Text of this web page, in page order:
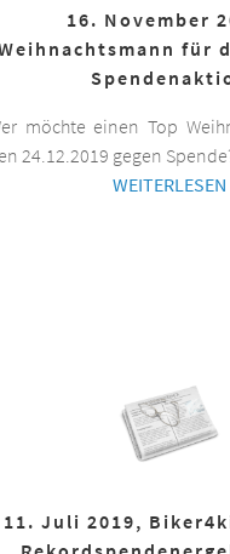
16. November
für
möchte einen Top
24.12.2019 gegen
WEITERLESEN
11. Juli 2019,